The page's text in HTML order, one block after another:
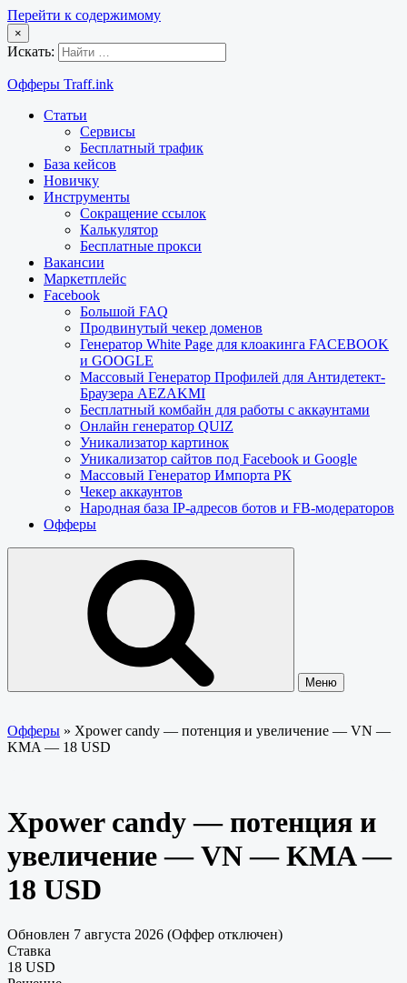
Перейти к содержимому
×
Искать:
Офферы Traff.ink
Статьи
Сервисы
Бесплатный трафик
База кейсов
Новичку
Инструменты
Сокращение ссылок
Калькулятор
Бесплатные прокси
Вакансии
Маркетплейс
Facebook
Большой FAQ
Продвинутый чекер доменов
Генератор White Page для клоакинга FACEBOOK
и GOOGLE
Массовый Генератор Профилей для Антидетект-
Браузера AEZAKMI
Бесплатный комбайн для работы с аккаунтами
Онлайн генератор QUIZ
Уникализатор картинок
Уникализатор сайтов под Facebook и Google
Массовый Генератор Импорта РК
Чекер аккаунтов
Народная база IP-адресов ботов и FB-модераторов
Офферы
Меню
Офферы » Xpower candy — потенция и увеличение — VN —
KMA — 18 USD
Xpower candy — потенция и
увеличение — VN — KMA —
18 USD
Обновлен 7 августа 2026 (Оффер отключен)
Ставка
18 USD